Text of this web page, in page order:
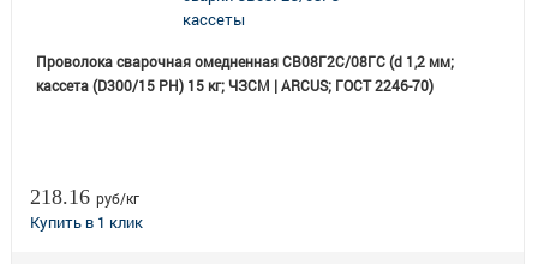
Проволока сварочная омедненная СВ08Г2С/08ГС (d 1,2 мм;
кассета (D300/15 РН) 15 кг; ЧЗСМ | ARCUS; ГОСТ 2246-70)
218.16 руб/кг